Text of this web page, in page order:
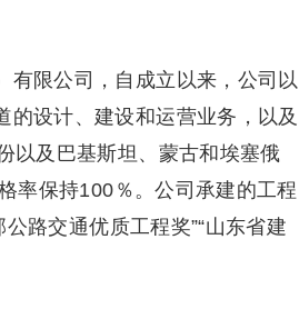
限公司，自成立以来，公司以
的设计、建设和运营业务，以及
以及巴基斯坦、蒙古和埃塞俄
率保持100％。公司承建的工程
路交通优质工程奖”“山东省建